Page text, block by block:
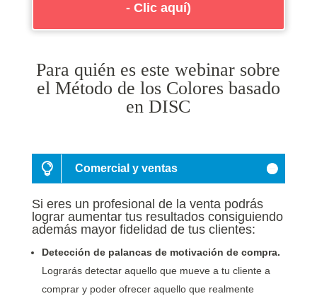
- Clic aquí)
Para quién es este webinar sobre
el Método de los Colores basado
en DISC
Comercial y ventas
Si eres un profesional de la venta podrás
lograr aumentar tus resultados consiguiendo
además mayor fidelidad de tus clientes:
Detección de palancas de motivación de compra.
Lograrás detectar aquello que mueve a tu cliente a
comprar y poder ofrecer aquello que realmente